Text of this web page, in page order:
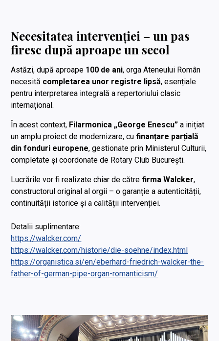
Necesitatea intervenției – un pas
firesc după aproape un secol
Astăzi, după aproape 100 de ani, orga Ateneului Român
necesită completarea unor registre lipsă, esențiale
pentru interpretarea integrală a repertoriului clasic
internațional.
În acest context, Filarmonica „George Enescu” a inițiat
un amplu proiect de modernizare, cufinanțare parțială
din fonduri europene, gestionate prin Ministerul Culturii,
completate și coordonate de Rotary Club București.
Lucrările vor fi realizate chiar de cătrefirma Walcker,
constructorul original al orgii – o garanție a autenticității,
continuității istorice și a calității intervenției.
Detalii suplimentare:
https://walcker.com/
https://walcker.com/historie/die-soehne/index.html
https://organistica.si/en/eberhard-friedrich-walcker-the-
father-of-german-pipe-organ-romanticism/